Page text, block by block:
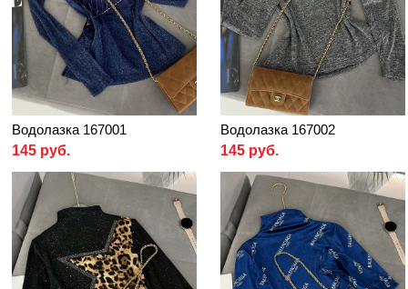
Водолазка 167001
145 руб.
Водолазка 167002
145 руб.